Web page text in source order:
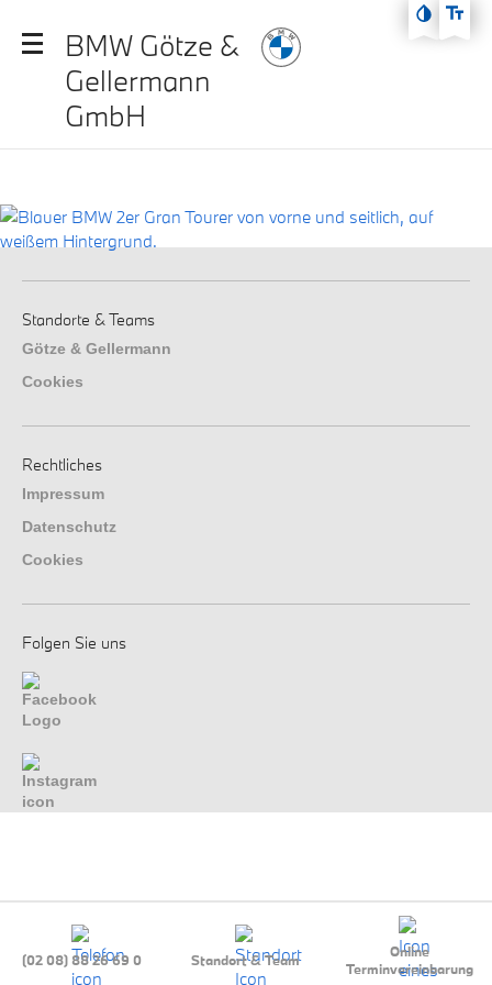
Zum Hauptmenü
BMW Götze &
Gellermann
GmbH
(02 08) 88 26 69 0 Standort & Team
Online
Terminvereinbarung
Standorte & Teams
Götze & Gellermann
Cookies
Rechtliches
Impressum
Datenschutz
Cookies
Folgen Sie uns